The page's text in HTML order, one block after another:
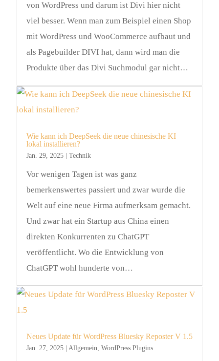
von WordPress und darum ist Divi hier nicht
viel besser. Wenn man zum Beispiel einen Shop
mit WordPress und WooCommerce aufbaut und
als Pagebuilder DIVI hat, dann wird man die
Produkte über das Divi Suchmodul gar nicht…
Wie kann ich DeepSeek die neue chinesische KI
lokal installieren?
Jan. 29, 2025| Technik
Vor wenigen Tagen ist was ganz
bemerkenswertes passiert und zwar wurde die
Welt auf eine neue Firma aufmerksam gemacht.
Und zwar hat ein Startup aus China einen
direkten Konkurrenten zu ChatGPT
veröffentlicht. Wo die Entwicklung von
ChatGPT wohl hunderte von…
Neues Update für WordPress Bluesky Reposter V 1.5
Jan. 27, 2025| Allgemein, WordPress Plugins